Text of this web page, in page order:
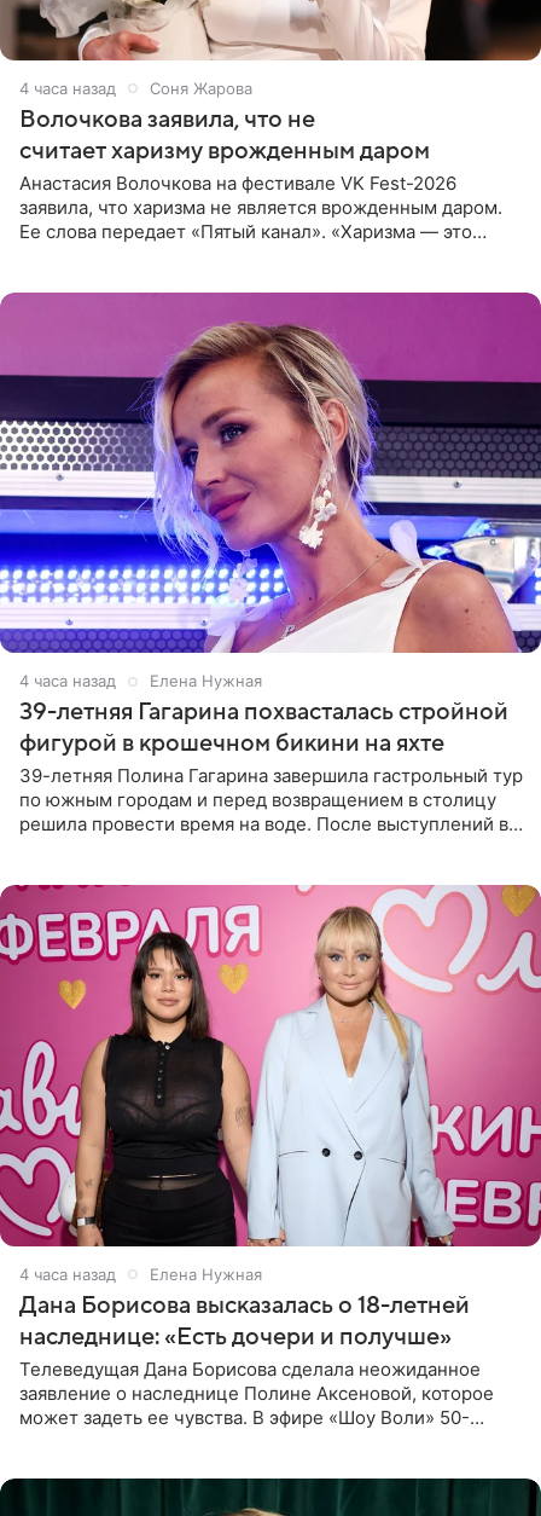
4 часа назад Соня Жарова
Волочкова заявила, что не
считает харизму врожденным даром
Анастасия Волочкова на фестивале VK Fest-2026
заявила, что харизма не является врожденным даром.
Ее слова передает «Пятый канал». «Харизма — это
4 часа назад Елена Нужная
39-летняя Гагарина похвасталась стройной
фигурой в крошечном бикини на яхте
39-летняя Полина Гагарина завершила гастрольный тур
по южным городам и перед возвращением в столицу
решила провести время на воде. После выступлений в
4 часа назад Елена Нужная
Дана Борисова высказалась о 18-летней
наследнице: «Есть дочери и получше»
Телеведущая Дана Борисова сделала неожиданное
заявление о наследнице Полине Аксеновой, которое
может задеть ее чувства. В эфире «Шоу Воли» 50-